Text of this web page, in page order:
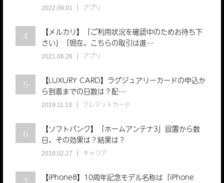
2022.09.01 アプリ
4
【メルカリ】「ご利用状況を確認中のためお待ち下
さい」「現在、こちらの取引は進…
2021.06.26 アプリ
5
【LUXURY CARD】ラグジュアリーカードの申込か
ら到着までの日数は？配…
2019.11.13 クレジットカード
6
【ソフトバンク】「ホームアンテナ3」設置から数
日、その効果は？結果は？
2018.02.27 キャリア
【iPhone8】10周年記念モデル名称は「iPhone